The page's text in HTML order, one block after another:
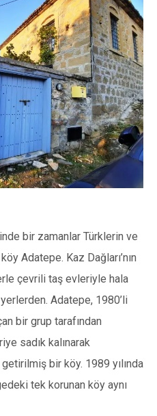
bir zamanlar Türklerin ve
Adatepe. Kaz Dağları’nın
çevrili taş evleriyle hala
Adatepe, 1980’li
bir grup tarafından
sadık kalınarak
bir köy. 1989 yılında
tek korunan köy aynı